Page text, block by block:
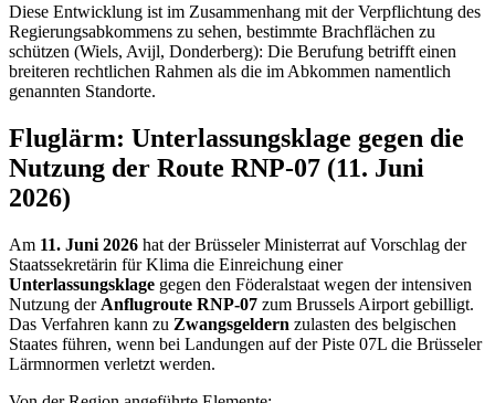
Diese Entwicklung ist im Zusammenhang mit der Verpflichtung des
Regierungsabkommens zu sehen, bestimmte Brachflächen zu
schützen (Wiels, Avijl, Donderberg): Die Berufung betrifft einen
breiteren rechtlichen Rahmen als die im Abkommen namentlich
genannten Standorte.
Fluglärm: Unterlassungsklage gegen die
Nutzung der Route RNP-07 (11. Juni
2026)
Am 11. Juni 2026 hat der Brüsseler Ministerrat auf Vorschlag der
Staatssekretärin für Klima die Einreichung einer
Unterlassungsklage gegen den Föderalstaat wegen der intensiven
Nutzung der Anflugroute RNP-07 zum Brussels Airport gebilligt.
Das Verfahren kann zu Zwangsgeldern zulasten des belgischen
Staates führen, wenn bei Landungen auf der Piste 07L die Brüsseler
Lärmnormen verletzt werden.